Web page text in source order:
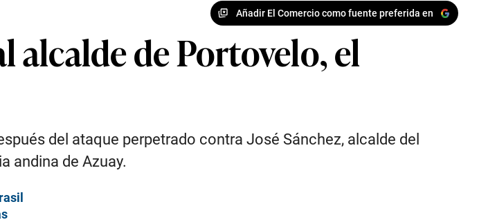
Añadir El Comercio como fuente preferida en
alcalde de Portovelo, el
del ataque perpetrado contra José Sánchez, alcalde del
andina de Azuay.